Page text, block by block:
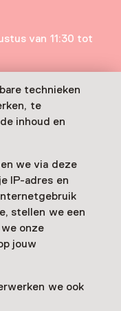
technieken
te
inhoud en
we via deze
IP-adres en
stellen we een
onze
jouw
we ook
van 11:30 tot
tabblad
uur